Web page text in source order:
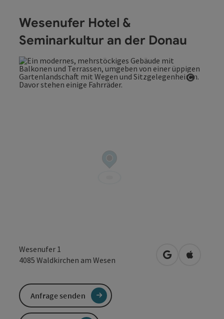
Wesenufer Hotel &
Seminarkultur an der Donau
Wesenufer 1
4085 Waldkirchen am Wesen in Googlein Apple
Anfrage senden